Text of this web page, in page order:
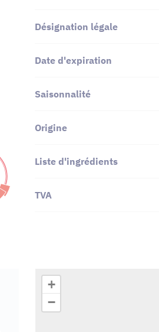
Désignation légale
Date d'expiration
Saisonnalité
Origine
Liste d'ingrédients
TVA
+
−